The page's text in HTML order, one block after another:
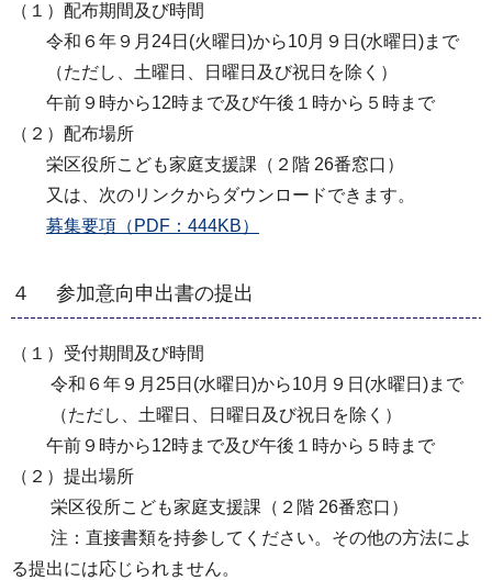
（１）配布期間及び時間
令和６年９月24日(火曜日)から10月９日(水曜日)まで
（ただし、土曜日、日曜日及び祝日を除く）
午前９時から12時まで及び午後１時から５時まで
（２）配布場所
栄区役所こども家庭支援課（２階 26番窓口）
又は、次のリンクからダウンロードできます。
募集要項（PDF：444KB）
４ 参加意向申出書の提出
（１）受付期間及び時間
令和６年９月25日(水曜日)から10月９日(水曜日)まで
（ただし、土曜日、日曜日及び祝日を除く）
午前９時から12時まで及び午後１時から５時まで
（２）提出場所
栄区役所こども家庭支援課（２階 26番窓口）
注：直接書類を持参してください。その他の方法によ
る提出には応じられません。